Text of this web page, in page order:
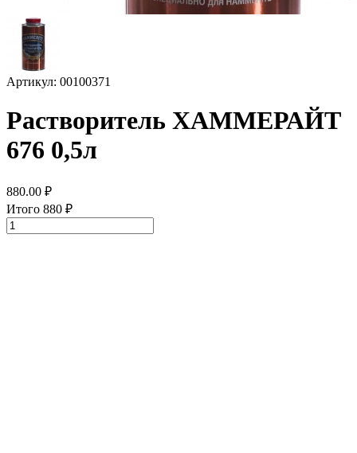
Артикул: 00100371
Растворитель ХАММЕРАЙТ
676 0,5л
880.00 ₽
Итого 880 ₽